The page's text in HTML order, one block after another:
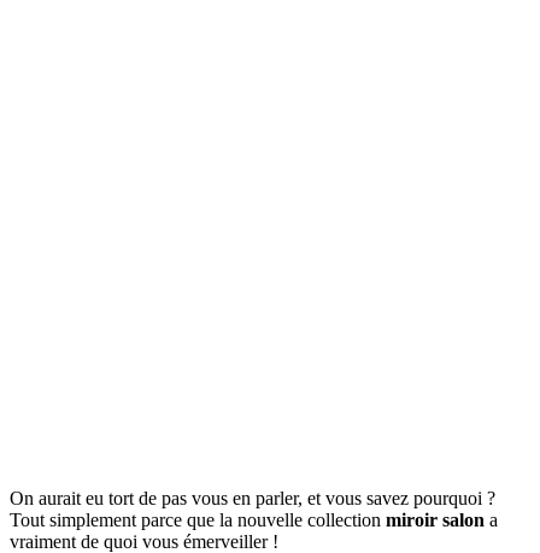
On aurait eu tort de pas vous en parler, et vous savez pourquoi ?
Tout simplement parce que la nouvelle collection miroir salon a
vraiment de quoi vous émerveiller !